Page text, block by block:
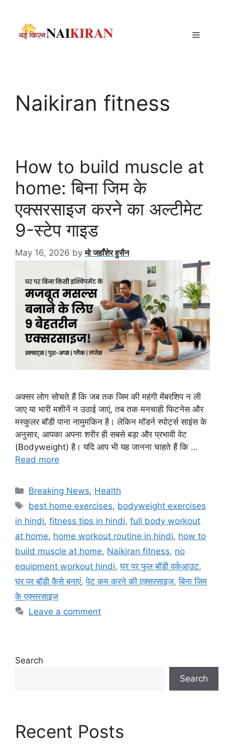
content
Menu
Naikiran fitness
How to build muscle at
home: बिना जिम के
एक्सरसाइज करने का अल्टीमेट
9-स्टेप गाइड
May 16, 2026 byमो जहाँशेर हुसैन
अक्सर लोग सोचते हैं कि जब तक जिम की महंगी मेंबरशिप न ली
जाए या भारी मशीनें न उठाई जाएं, तब तक मनचाही फिटनेस और
मस्कुलर बॉडी पाना नामुमकिन है। लेकिन मॉडर्न स्पोर्ट्स साइंस के
अनुसार, आपका अपना शरीर ही सबसे बड़ा और प्रभावी वेट
(Bodyweight) है। यदि आप भी यह जानना चाहते हैं कि …
Read more
Categories
Breaking News, Health
Tags
best home exercises, bodyweight exercises
in hindi, fitness tips in hindi, full body workout
at home, home workout routine in hindi, how to
build muscle at home, Naikiran fitness, no
equipment workout hindi,घर पर फुल बॉडी वर्कआउट,
घर पर बॉडी कैसे बनाएं,पेट कम करने की एक्सरसाइज,बिना जिम
के एक्सरसाइज
Leave a comment
Search
Search
Recent Posts